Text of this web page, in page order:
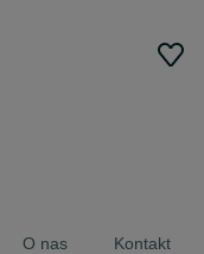
O nas Kontakt